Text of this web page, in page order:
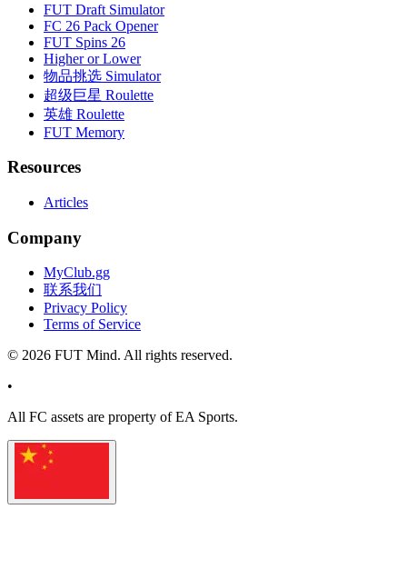
FUT Draft Simulator
FC 26 Pack Opener
FUT Spins 26
Higher or Lower
物品挑选 Simulator
超级巨星 Roulette
英雄 Roulette
FUT Memory
Resources
Articles
Company
MyClub.gg
联系我们
Privacy Policy
Terms of Service
© 2026 FUT Mind. All rights reserved.
•
All FC assets are property of EA Sports.